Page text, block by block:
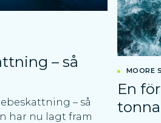
– så
– så
har nu lagt fram
MOORE
En